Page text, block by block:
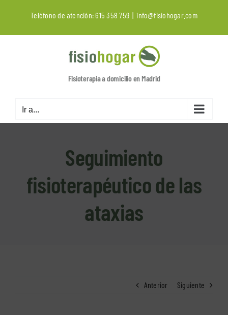
contenido
Teléfono de atención:615 358 759 | info@fisiohogar.com
Fisioterapia a domicilio en Madrid
Ir a...
Seguimiento
fisioterapéutico de las
ataxias
Anterior Siguiente